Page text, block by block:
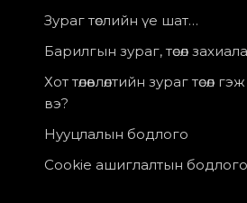
Зураг төслийн үе шат…
Барилгын зураг, төсөл
Хот төлөвлөлтийн зураг төсөл
вэ?
Нууцлалын бодлого
Cookie ашиглалтын бодлого